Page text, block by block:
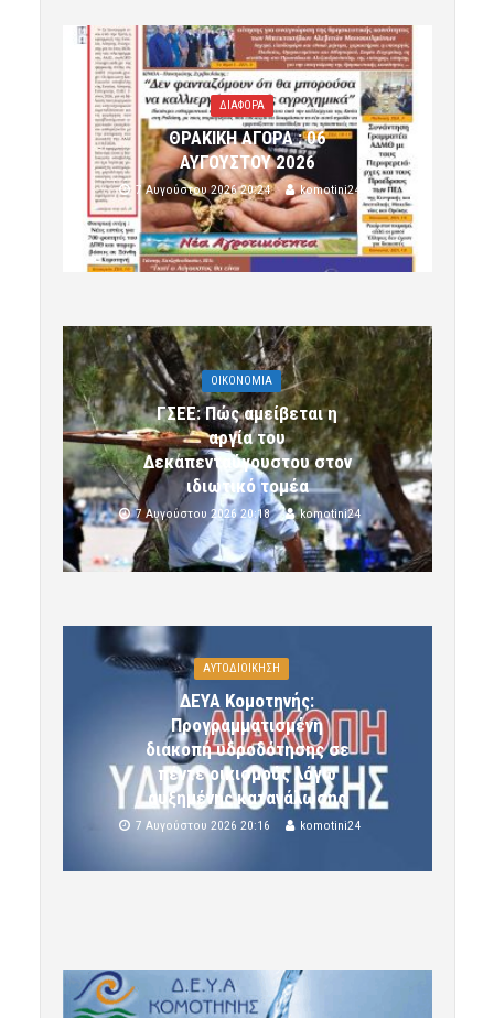
ΔΙΑΦΟΡΑ
ΘΡΑΚΙΚΗ ΑΓΟΡΑ : 06
ΑΥΓΟΥΣΤΟΥ 2026
7 Αυγούστου 2026 20:24 komotini24
OIKONOMIA
ΓΣΕΕ: Πώς αμείβεται η
αργία του
Δεκαπενταύγουστου στον
ιδιωτικό τομέα
7 Αυγούστου 2026 20:18 komotini24
ΑΥΤΟΔΙΟΙΚΗΣΗ
ΔΕΥΑ Κομοτηνής:
Προγραμματισμένη
διακοπή υδροδότησης σε
πέντε οικισμούς λόγω
αυξημένης κατανάλωσης
7 Αυγούστου 2026 20:16 komotini24